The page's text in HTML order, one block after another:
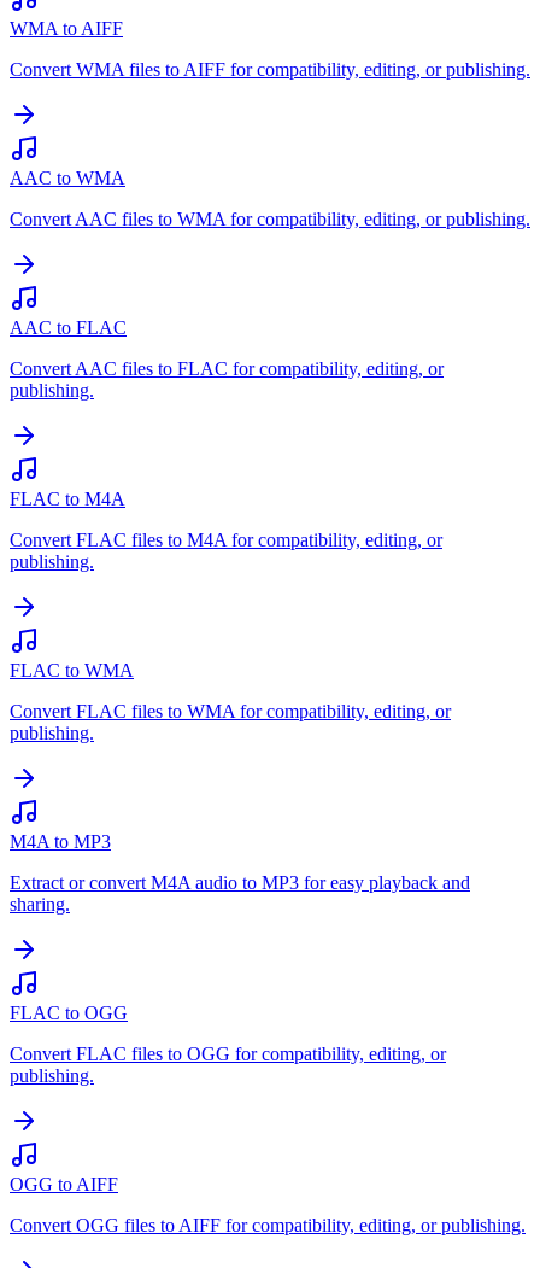
WMA to AIFF
Convert WMA files to AIFF for compatibility, editing, or publishing.
AAC to WMA
Convert AAC files to WMA for compatibility, editing, or publishing.
AAC to FLAC
Convert AAC files to FLAC for compatibility, editing, or
publishing.
FLAC to M4A
Convert FLAC files to M4A for compatibility, editing, or
publishing.
FLAC to WMA
Convert FLAC files to WMA for compatibility, editing, or
publishing.
M4A to MP3
Extract or convert M4A audio to MP3 for easy playback and
sharing.
FLAC to OGG
Convert FLAC files to OGG for compatibility, editing, or
publishing.
OGG to AIFF
Convert OGG files to AIFF for compatibility, editing, or publishing.